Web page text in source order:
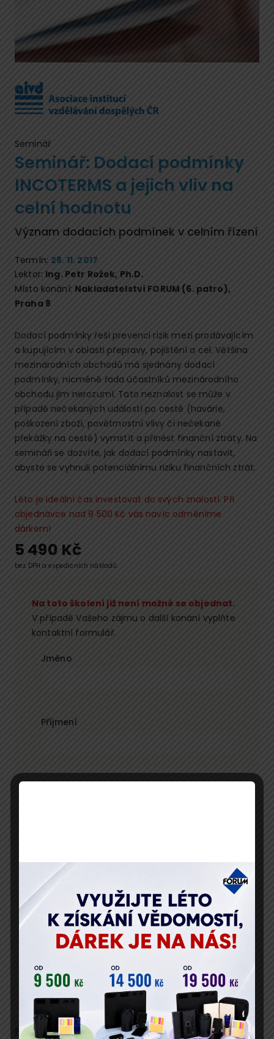
Seminář
Seminář: Dodací podmínky
INCOTERMS a jejich vliv na
celní hodnotu
Význam dodacích podmínek v celním řízení
Termín: 28. 11. 2017
Lektor: Ing. Petr Rožek, Ph.D.
Místo konání: Nakladatelství FORUM (6. patro),
Praha 8
Dodací podmínky řeší prevenci rizik mezi prodávajícím
a kupujícím v oblasti přepravy, pojištění a cel. Většina
mezinárodních obchodů má sjednány dodací
podmínky, nicméně řada účastníků mezinárodního
obchodu jim nerozumí. Tato neznalost se může v
případě nečekaných událostí po cestě (havárie,
poškození zboží, povětrnostní vlivy či nečekané
překážky na cestě) vymstít a přinést finanční ztráty. Na
semináři se dozvíte, jak dodací podmínky nastavit,
abyste se vyhnuli potenciálnímu riziku finančních ztrát.
Léto je ideální čas investovat do svých znalostí. Při
objednávce nad 9 500 Kč vás navíc odměníme
dárkem!
5 490 Kč
bez DPH a expedičních nákladů.
Na toto školení již není možné se objednat.
V případě Vašeho zájmu o další konání vyplňte
kontaktní formulář.
Jméno
Příjmení
Vaše osobní údaje zpracováváme v souladu s GDPR.
Popis Program
Přednáší